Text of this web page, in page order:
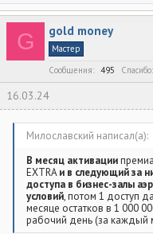
а
к
ц
и
G gold money
Мастер
Сообщения
495 Спасибо
16.03.24
Милославский написал(а):
В месяц активации
EXTRAи в следующий за
доступа в бизнес-залы
условий, потом 1 доступ
месяце остатков в 1 000
рабочий день (за каждый